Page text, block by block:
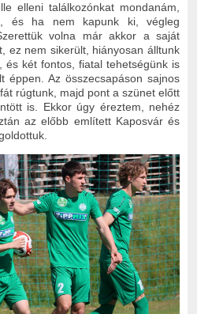
elleni találkozónkat mondanám,
és ha nem kapunk ki, végleg
volna már akkor a saját
ez nem sikerült, hiányosan álltunk
és két fontos, fiatal tehetségünk is
éppen. Az összecsapáson sajnos
rúgtunk, majd pont a szünet előtt
is. Ekkor úgy éreztem, nehéz
az előbb említett Kaposvár és